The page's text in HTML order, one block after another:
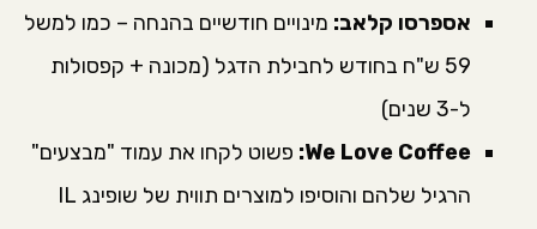
אספרסו קלאב: מינויים חודשיים בהנחה – כמו למשל
59 ש"ח בחודש לחבילת הדגל (מכונה + קפסולות
ל-3 שנים)
We Love Coffee: פשוט לקחו את עמוד "מבצעים"
הרגיל שלהם והוסיפו למוצרים תווית של שופינג IL